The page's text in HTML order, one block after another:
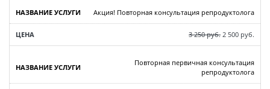
Акция! Повторная консультация репродуктолога
3 250 руб. 2 500 руб.
Повторная первичная консультация
репродуктолога